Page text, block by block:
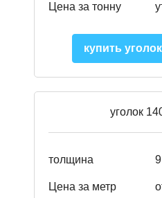
Цена за тонну
купить
уголок
толщина
Цена за метр